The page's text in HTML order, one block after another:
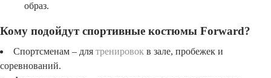
образ.
Кому подойдут спортивные костюмы Forward?
Спортсменам – для тренировок в зале, пробежек и
соревнований.